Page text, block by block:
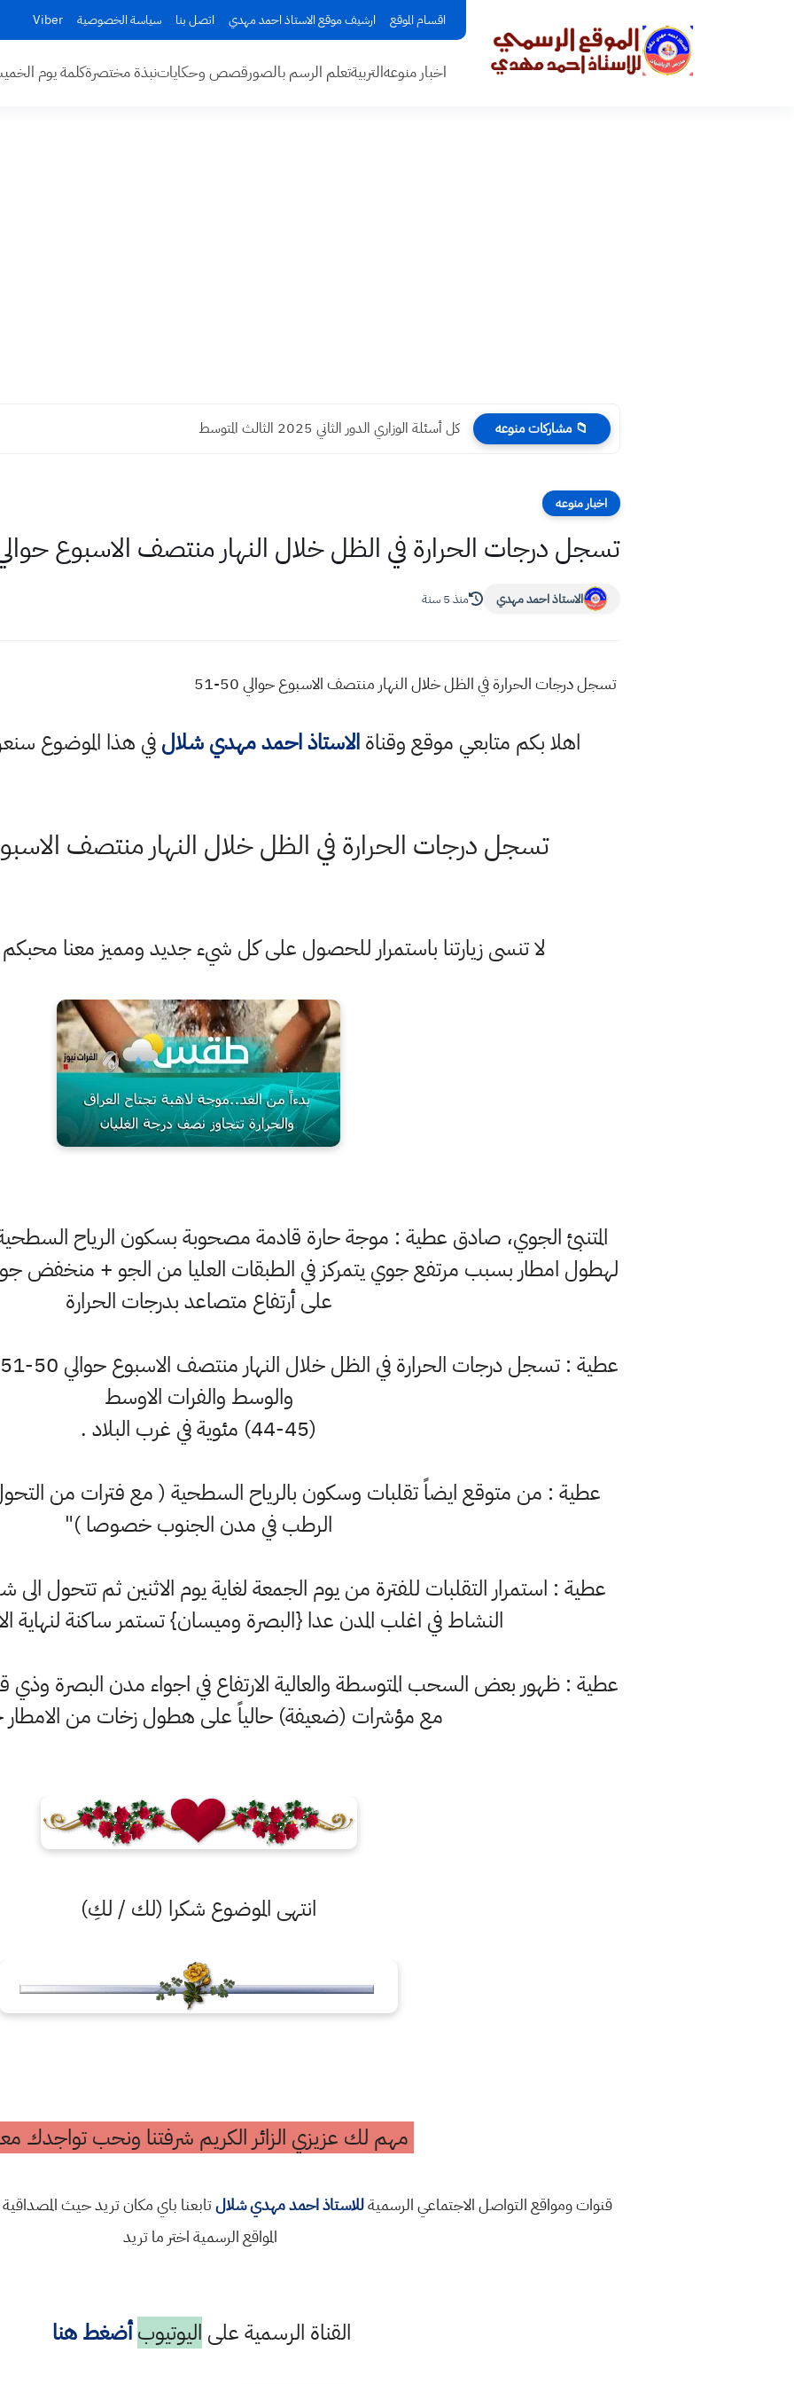
اقسام الموقع ارشيف موقع الاستاذ احمد مهدي اتصل بنا سياسة الخصوصية Viber
اخبار منوعهالتربيةتعلم الرسم بالصورقصص وحكاياتنبذة مختصرةكلمة يوم
📁 مشاركات منوعه كل أسئلة الوزاري الدور الثاني 2025 الثالث المتوسط
اخبار منوعه
تسجل درجات الحرارة في الظل خلال النهار منتصف الاسبوع حوالي 50-
الاستاذ احمد مهدي منذ 5 سنة
تسجل درجات الحرارة في الظل خلال النهار منتصف الاسبوع حوالي 50-51
اهلا بكم متابعي موقع وقناةالاستاذ احمد مهدي شلالفي هذا الموضوع
تسجل درجات الحرارة في الظل خلال النهار منتصف الاسبوع
لا تنسى زيارتنا باستمرار للحصول على كل شيء جديد ومميز معنا
المتنبئ الجوي، صادق عطية : موجة حارة قادمة مصحوبة بسكون الرياح
لهطول امطار بسبب مرتفع جوي يتمركز في الطبقات العليا من الجو + منخفض
على أرتفاع متصاعد بدرجات الحرارة
والوسط والفرات الاوسط
(44-45) مئوية في غرب البلاد .
عطية : من متوقع ايضاً تقلبات وسكون بالرياح السطحية ( مع فترات من التحول
الرطب في مدن الجنوب خصوصا )"
عطية : استمرار التقلبات للفترة من يوم الجمعة لغاية يوم الاثنين ثم تتحول
النشاط في اغلب المدن عدا {البصرة وميسان} تستمر ساكنة لنهاية
عطية : ظهور بعض السحب المتوسطة والعالية الارتفاع في اجواء مدن البصرة وذي
مع مؤشرات (ضعيفة) حالياً على هطول زخات من الامطار
انتهى الموضوع شكرا (لك / لكِ)
مهم لك عزيزي الزائر الكريم شرفتنا ونحب تواجدك
قنوات ومواقع التواصل الاجتماعي الرسميةللاستاذ احمد مهدي شلالتابعنا باي مكان تريد حيث
المواقع الرسمية اختر ما تريد
القناة الرسمية على اليوتيوب أضغط هنا